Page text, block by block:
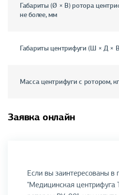
Габариты (Ø × В) ротора
не более, мм
Габариты центрифуги (Ш × Д ×
Масса центрифуги с ротором, кг
Заявка онлайн
Если вы заинтересованы в
"Медицинская